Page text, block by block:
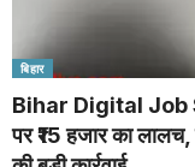
बिहार
Bihar Digital Job
पर ₹15 हजार का